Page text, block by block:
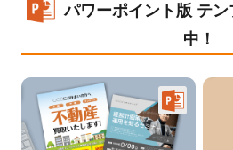
パワーポイント版 テ
中！